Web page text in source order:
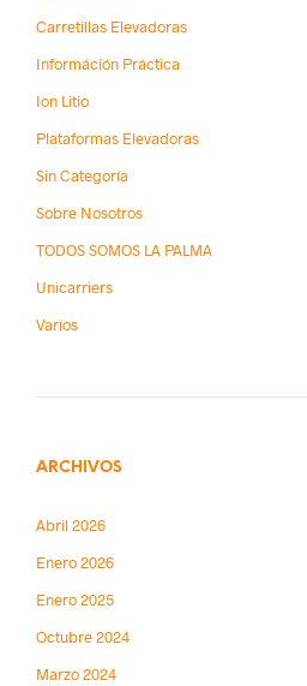
Carretillas Elevadoras
Információn Práctica
Ion Litio
Plataformas Elevadoras
Sin Categoría
Sobre Nosotros
TODOS SOMOS LA PALMA
Unicarriers
Varios
ARCHIVOS
Abril 2026
Enero 2026
Enero 2025
Octubre 2024
Marzo 2024